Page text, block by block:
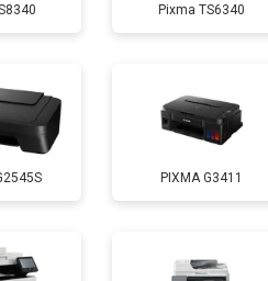
Wi-Fi
блока питания
вала
Pixma TS6340
PIXMA G3411